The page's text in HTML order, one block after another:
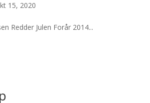
15, 2020
Redder Julen Forår 2014...